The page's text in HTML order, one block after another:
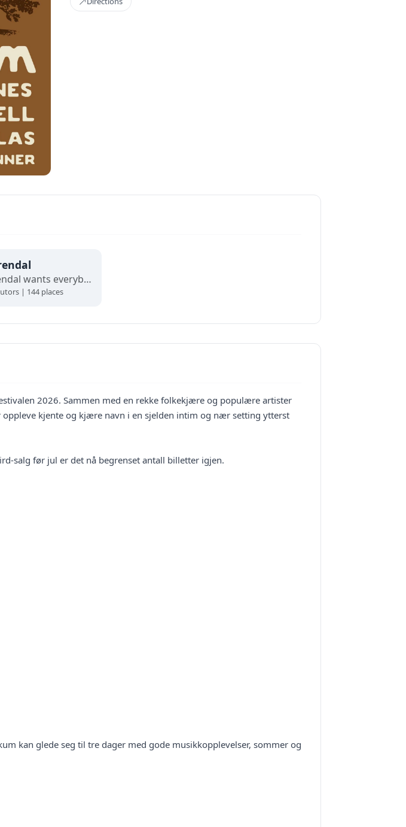
Visit Arendal wants everybody to fall in love with Arendal and all it has to offer.
| 144 places
2026. Sammen med en rekke folkekjære og populære artister
kjente og kjære navn i en sjelden intim og nær setting ytterst
salg før jul er det nå begrenset antall billetter igjen.
kan glede seg til tre dager med gode musikkopplevelser, sommer og